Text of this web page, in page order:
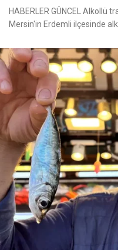
HABERLER GÜNCEL Alkollü
Mersin'in Erdemli ilçesinde